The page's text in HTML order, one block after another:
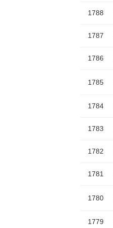
1788
1787
1786
1785
1784
1783
1782
1781
1780
1779